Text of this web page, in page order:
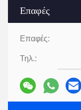
Επαφές
Επαφές:
Τηλ.: